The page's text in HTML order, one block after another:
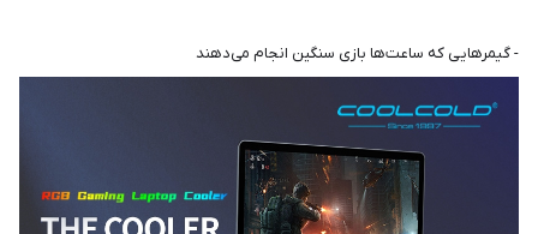
- گیمرهایی که ساعت‌ها بازی سنگین انجام می‌دهند